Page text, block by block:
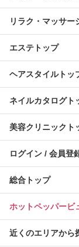
リラク・マッサー
エステトップ
ヘアスタイルトッ
ネイルカタログト
美容クリニックト
ログイン / 会員登
総合トップ
ホットペッパー
近くのエリアから